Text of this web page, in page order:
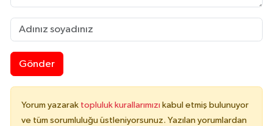
Gönder
Yorum yazarak topluluk kurallarımızı kabul etmiş bulunuyor
ve tüm sorumluluğu üstleniyorsunuz. Yazılan yorumlardan